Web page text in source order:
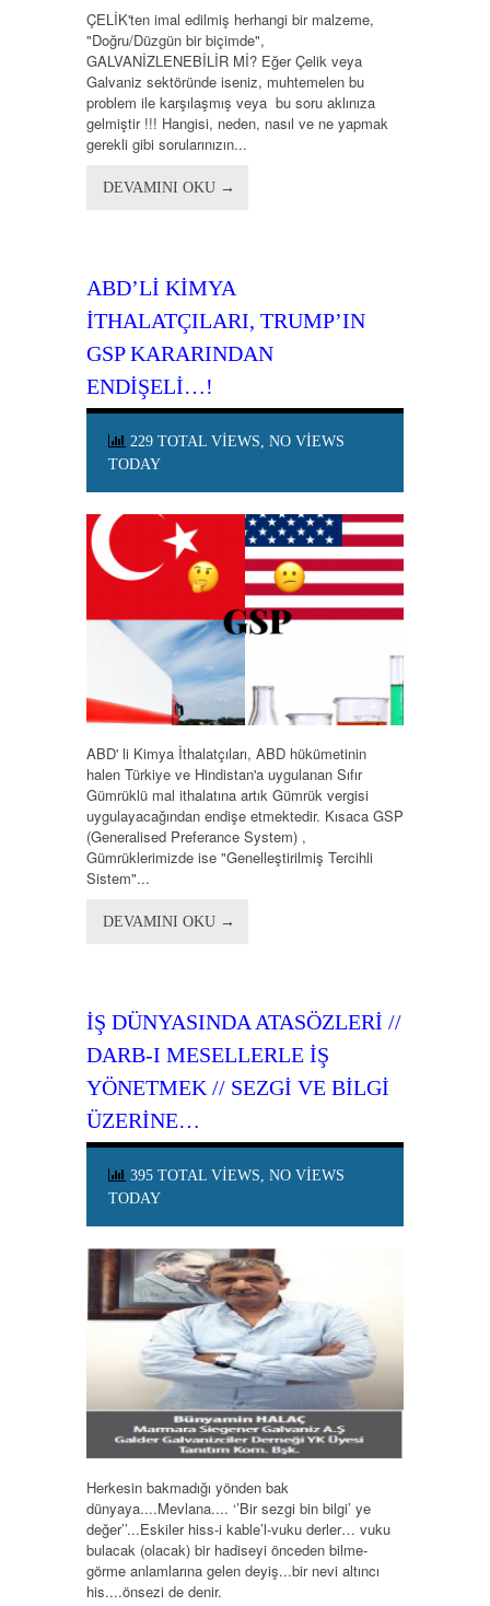
ÇELİK'ten imal edilmiş herhangi bir malzeme,
"Doğru/Düzgün bir biçimde",
GALVANİZLENEBİLİR Mİ? Eğer Çelik veya
Galvaniz sektöründe iseniz, muhtemelen bu
problem ile karşılaşmış veya bu soru aklınıza
gelmiştir !!! Hangisi, neden, nasıl ve ne yapmak
gerekli gibi sorularınızın...
DEVAMINI OKU →
ABD’LI KIMYA
İTHALATÇILARI, TRUMP’IN
GSP KARARINDAN
ENDIŞELI…!
229 TOTAL VIEWS, NO VIEWS
TODAY
ABD' li Kimya İthalatçıları, ABD hükümetinin
halen Türkiye ve Hindistan'a uygulanan Sıfır
Gümrüklü mal ithalatına artık Gümrük vergisi
uygulayacağından endişe etmektedir. Kısaca GSP
(Generalised Preferance System) ,
Gümrüklerimizde ise "Genelleştirilmiş Tercihli
Sistem"...
DEVAMINI OKU →
İŞ DÜNYASINDA ATASÖZLERI //
DARB-I MESELLERLE İŞ
YÖNETMEK // SEZGI VE BILGI
ÜZERINE…
395 TOTAL VIEWS, NO VIEWS
TODAY
Herkesin bakmadığı yönden bak
dünyaya....Mevlana.... ‘’Bir sezgi bin bilgi’ ye
değer’’...Eskiler hiss-i kable’l-vuku derler… vuku
bulacak (olacak) bir hadiseyi önceden bilme-
görme anlamlarına gelen deyiş...bir nevi altıncı
his....önsezi de denir.